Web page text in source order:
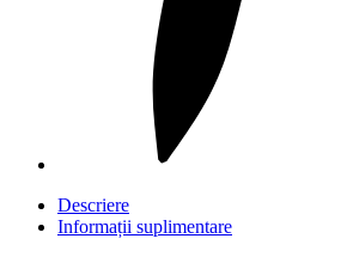
Descriere
Informații suplimentare